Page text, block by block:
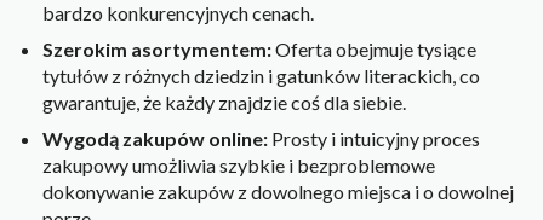
bardzo konkurencyjnych cenach.
Szerokim asortymentem:Oferta obejmuje tysiące
tytułów z różnych dziedzin i gatunków literackich, co
gwarantuje, że każdy znajdzie coś dla siebie.
Wygodą zakupów online: Prosty i intuicyjny proces
zakupowy umożliwia szybkie i bezproblemowe
dokonywanie zakupów z dowolnego miejsca i o dowolnej